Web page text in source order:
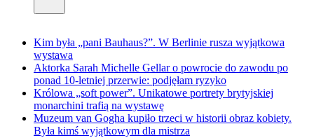
Kim była „pani Bauhaus?”. W Berlinie rusza wyjątkowa
wystawa
Aktorka Sarah Michelle Gellar o powrocie do zawodu po
ponad 10-letniej przerwie: podjęłam ryzyko
Królowa „soft power”. Unikatowe portrety brytyjskiej
monarchini trafią na wystawę
Muzeum van Gogha kupiło trzeci w historii obraz kobiety.
Była kimś wyjątkowym dla mistrza